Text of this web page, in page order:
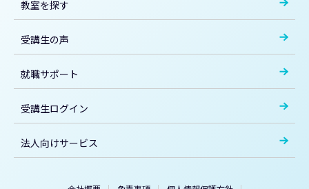
教室を探す
受講生の声
就職サポート
受講生ログイン
法人向けサービス